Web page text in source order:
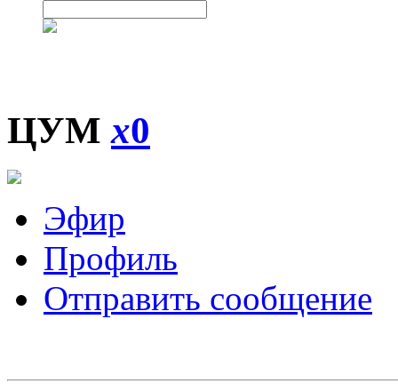
ЦУМx0
Эфир
Профиль
Отправить сообщение